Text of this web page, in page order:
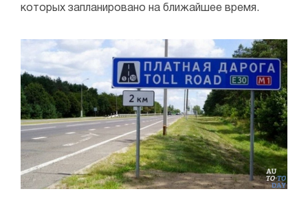
которых запланировано на ближайшее время.